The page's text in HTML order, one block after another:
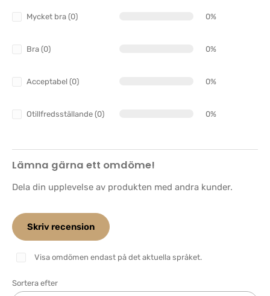
Mycket bra (0) 0%
Bra (0) 0%
Acceptabel (0) 0%
Otillfredsställande (0) 0%
Lämna gärna ett omdöme!
Dela din upplevelse av produkten med andra kunder.
Skriv recension
Visa omdömen endast på det aktuella språket.
Sortera efter